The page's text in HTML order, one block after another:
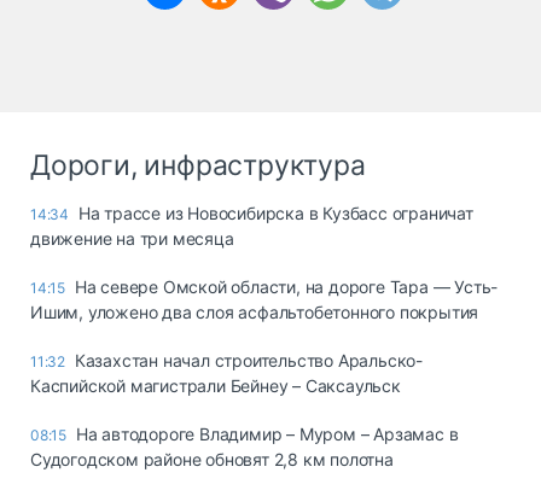
Дороги, инфраструктура
14:34
На трассе из Новосибирска в Кузбасс ограничат
движение на три месяца
14:15 На севере Омской области, на дороге Тара — Усть-
Ишим, уложено два слоя асфальтобетонного покрытия
11:32 Казахстан начал строительство Аральско-
Каспийской магистрали Бейнеу – Саксаульск
08:15 На автодороге Владимир – Муром – Арзамас в
Судогодском районе обновят 2,8 км полотна